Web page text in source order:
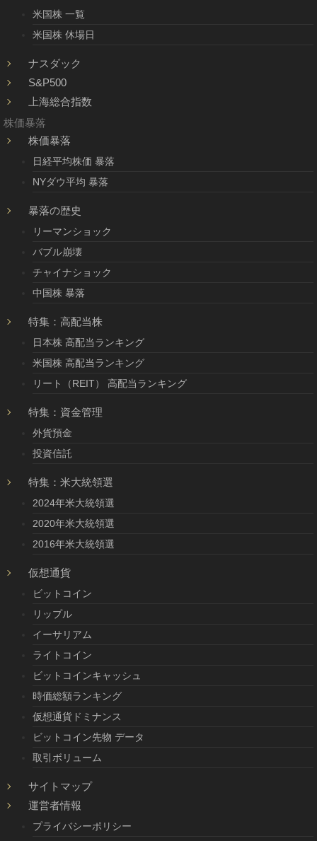
米国株 一覧
米国株 休場日
ナスダック
S&P500
上海総合指数
株価暴落
株価暴落
日経平均株価 暴落
NYダウ平均 暴落
暴落の歴史
リーマンショック
バブル崩壊
チャイナショック
中国株 暴落
特集：高配当株
日本株 高配当ランキング
米国株 高配当ランキング
リート（REIT） 高配当ランキング
特集：資金管理
外貨預金
投資信託
特集：米大統領選
2024年米大統領選
2020年米大統領選
2016年米大統領選
仮想通貨
ビットコイン
リップル
イーサリアム
ライトコイン
ビットコインキャッシュ
時価総額ランキング
仮想通貨ドミナンス
ビットコイン先物 データ
取引ボリューム
サイトマップ
運営者情報
プライバシーポリシー